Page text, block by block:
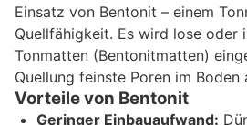
Einsatz von Bentonit – einem
Quellfähigkeit. Es wird lose oder
Tonmatten (Bentonitmatten)
Quellung feinste Poren im Boden
Vorteile von Bentonit
Geringer Einbauaufwand: